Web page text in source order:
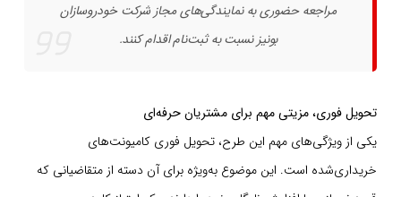
مراجعه حضوری به نمایندگی‌های مجاز شرکت خودروسازان
بونیز نسبت به ثبت‌نام اقدام کنند.
تحویل فوری، مزیتی مهم برای مشتریان حرفه‌ای
یکی از ویژگی‌های مهم این طرح، تحویل فوری کامیونت‌های
خریداری‌شده است. این موضوع به‌ویژه برای آن دسته از متقاضیانی که